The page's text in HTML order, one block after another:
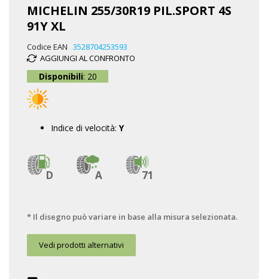
MICHELIN 255/30R19 PIL.SPORT 4S
91Y XL
Codice EAN 3528704253593
AGGIUNGI AL CONFRONTO
Disponibili: 20
Indice di velocità: Y
D A 71
* Il disegno può variare in base alla misura selezionata.
Vedi prodotti alternativi
galleria
immagini